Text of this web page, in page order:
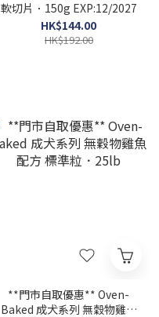
軟切片．150g EXP:12/2027
HK$144.00
HK$192.00
**門市自取優惠** Oven-
Baked 成犬系列 無穀物雞魚